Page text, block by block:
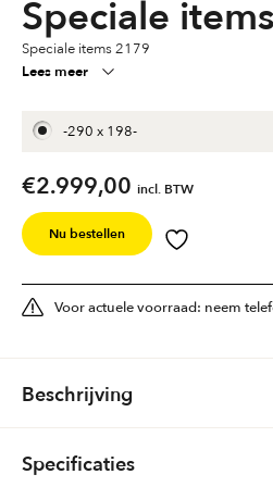
Speciale
Speciale items 2179
Lees meer
-290 x 198-
€2.999,00 incl. BTW
Nu bestellen
Voor actuele voorraad: neem
Beschrijving
Specificaties